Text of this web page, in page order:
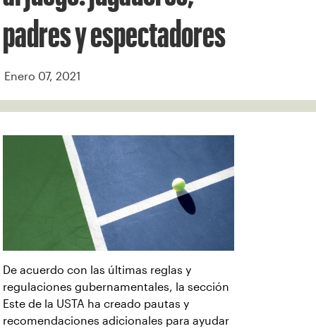
padres y espectadores
Enero 07, 2021
De acuerdo con las últimas reglas y
regulaciones gubernamentales, la sección
Este de la USTA ha creado pautas y
recomendaciones adicionales para ayudar